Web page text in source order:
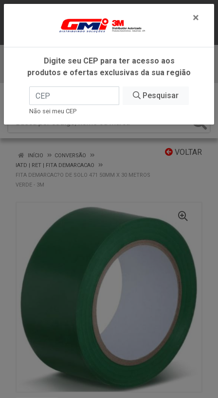
ATENDIMENTO DENTRO DO ESTADO DE
MINAS GERAIS.
Baixe já nosso APP
VOLTAR
INÍCIO
CONVERSÃO
IATD | RET | FITA DEMARCACAO
FITA DEMARCAC?O DE SOLO 471 50MM X 30 METROS
VERDE - 3M
×
Digite seu CEP para ter acesso aos
produtos e ofertas exclusivas da sua região
Pesquisar
Não sei meu CEP